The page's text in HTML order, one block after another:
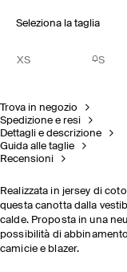
Seleziona la taglia
XS S
Trova in negozio
Spedizione e resi
Dettagli e descrizione
Guida alle taglie
Recensioni
Realizzata in jersey di
questa canotta dalla
calde. Proposta in una
possibilità di
camicie e blazer.